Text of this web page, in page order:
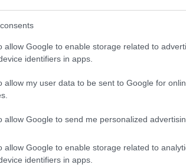
allow Google to enable storage related to
identifiers in apps.
allow my user data to be sent to Google for
allow Google to send me personalized
allow Google to enable storage related to
identifiers in apps.